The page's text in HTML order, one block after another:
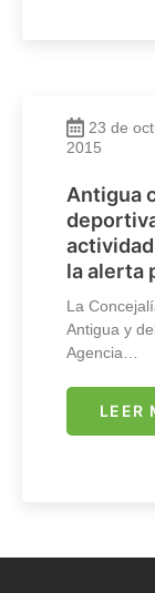
23 de
2015
Antigua
la alerta
La
Antigua y
Agencia…
LEER